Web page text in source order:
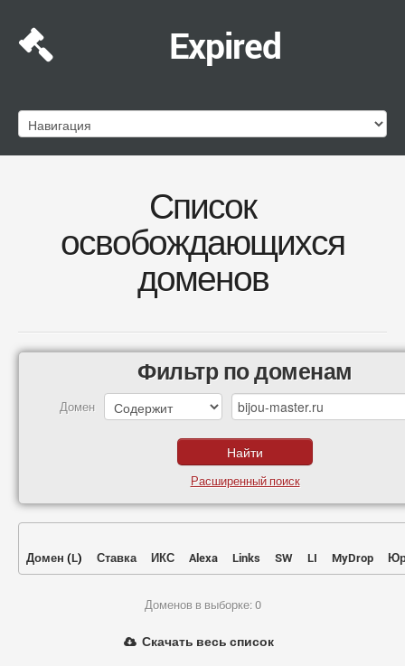
Expired
Список
освобождающихся
доменов
Фильтр по доменам
Домен
Расширенный поиск
Домен (L) Ставка ИКС Alexa Links SW LI MyDrop
Доменов в выборке: 0
Скачать весь список